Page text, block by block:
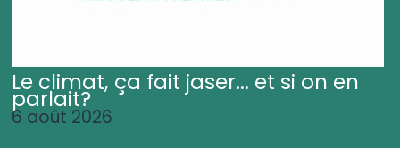
Le climat, ça fait jaser... et si on en
parlait?
6 août 2026